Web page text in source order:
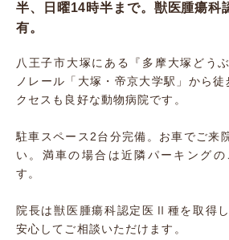
半、日曜14時半まで。獣医腫瘍科
有。
八王子市大塚にある『多摩大塚どう
ノレール「大塚・帝京大学駅」から
クセスも良好な動物病院です。
駐車スペース2台分完備。お車でご来
い。満車の場合は近隣パーキングの
す。
院長は獣医腫瘍科認定医Ⅱ種を取得
安心してご相談いただけます。